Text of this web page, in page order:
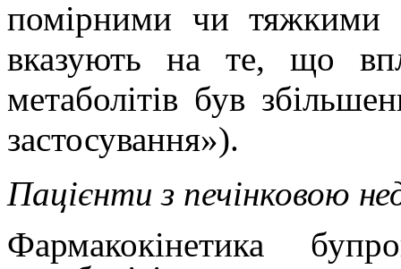
помірними чи тяжкими
вказують на те, що
метаболітів був
застосування»).
Пацієнти з печінковою
Фармакокінетика